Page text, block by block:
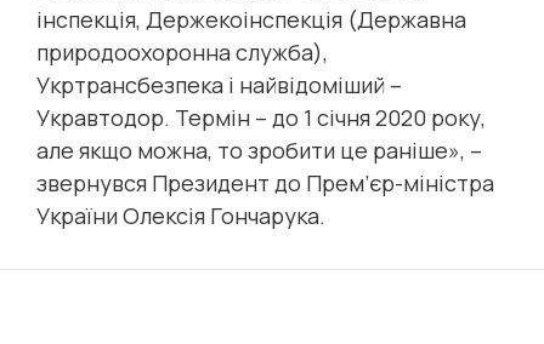
інспекція, Держекоінспекція (Державна
природоохоронна служба),
Укртрансбезпека і найвідоміший –
Укравтодор. Термін – до 1 січня 2020 року,
але якщо можна, то зробити це раніше», –
звернувся Президент до Прем’єр-міністра
України Олексія Гончарука.